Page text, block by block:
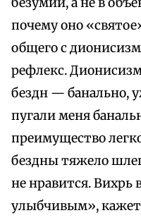
почему оно
общего с
рефлекс.
бездн — банально,
пугали меня
преимущество
бездны тяжело
не нравится. Вихрь
улыбчивым»,